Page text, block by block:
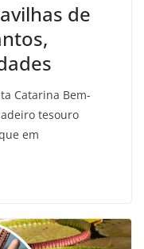
de
Catarina Bem-
tesouro
em